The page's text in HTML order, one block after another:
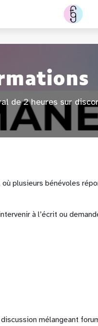
de 2 heures sur
plusieurs bénévoles
à l’écrit ou
mélangeant